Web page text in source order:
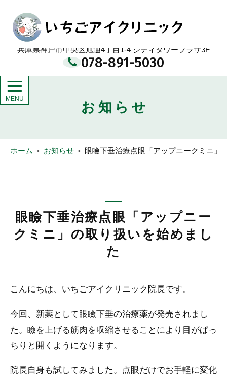
いちごアイクリニック
兵庫県神戸市中央区旭通4丁目1-4 シティタワープラザ3F
078-891-5030
ホーム お知らせ 眼瞼下垂治療点眼「アップニークミニ」
お知らせ
眼瞼下垂治療点眼「アップニー
クミニ」の取り扱いを始めまし
た
こんにちは、いちごアイクリニック院長です。
今回、新薬として眼瞼下垂の治療薬が発売されまし
た。瞼を上げる筋肉を収縮させることにより目がぱっ
ちりと開くようになります。
院長自身も試してみました。点眼だけでお手軽に変化